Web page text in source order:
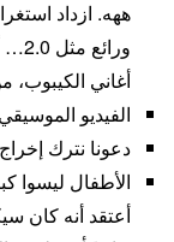
ههه. ازداد
أغاني
الفيديو الموسيقي
دعونا نترك
الأطفال ليسوا
أعتقد أنه كان